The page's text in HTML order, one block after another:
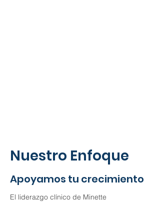
Nuestro Enfoque
Apoyamos tu crecimiento
El liderazgo clínico de Minette